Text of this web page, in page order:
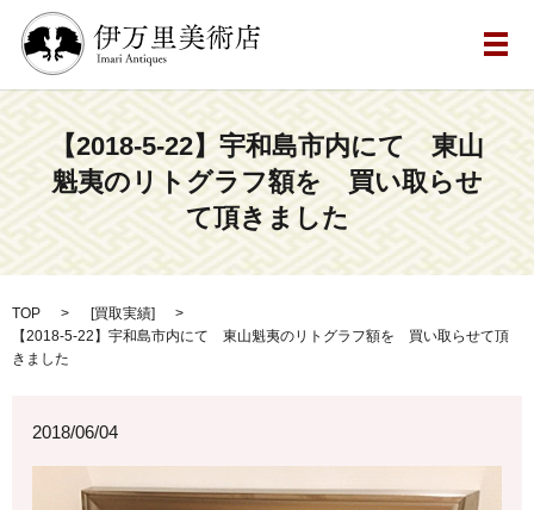
メ
【2018-5-22】宇和島市内にて 東山
魁夷のリトグラフ額を 買い取らせ
て頂きました
TOP [買取実績]
【2018-5-22】宇和島市内にて 東山魁夷のリトグラフ額を 買い取らせて頂
きました
2018/06/04